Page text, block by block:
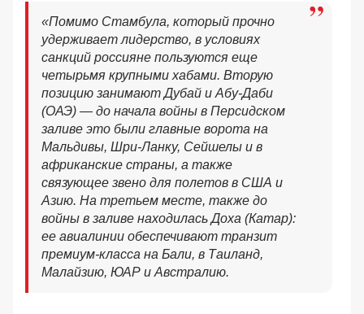
«Помимо Стамбула, который прочно
удерживает лидерство, в условиях
санкций россияне пользуются еще
четырьмя крупными хабами. Вторую
позицию занимают Дубай и Абу-Даби
(ОАЭ) — до начала войны в Персидском
заливе это были главные ворота на
Мальдивы, Шри-Ланку, Сейшелы и в
африканские страны, а также
связующее звено для полетов в США и
Азию. На третьем месте, также до
войны в заливе находилась Доха (Катар):
ее авиалинии обеспечивают транзит
премиум-класса на Бали, в Таиланд,
Малайзию, ЮАР и Австралию.